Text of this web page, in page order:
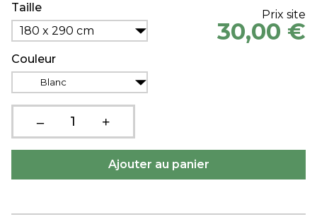
Taille
180 x 290 cm
Couleur
Blanc
Prix site
30,00 €